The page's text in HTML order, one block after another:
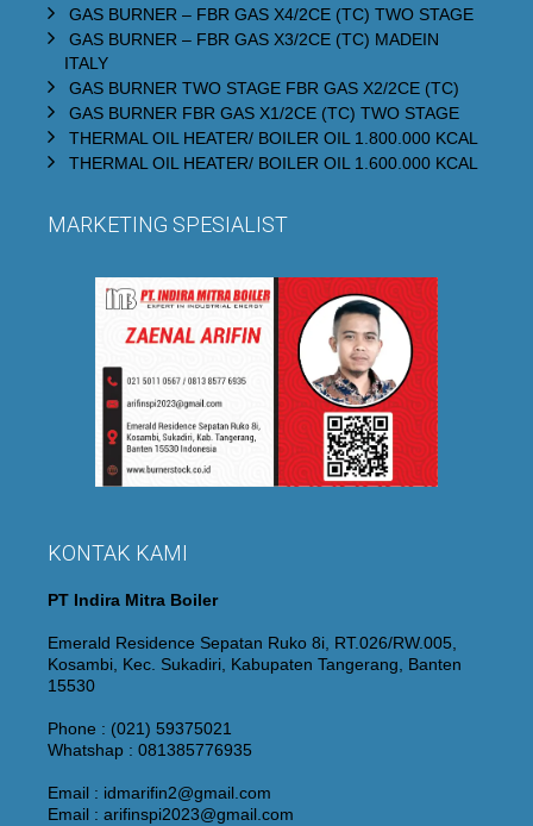
GAS BURNER – FBR GAS X4/2CE (TC) TWO STAGE
GAS BURNER – FBR GAS X3/2CE (TC) MADEIN
ITALY
GAS BURNER TWO STAGE FBR GAS X2/2CE (TC)
GAS BURNER FBR GAS X1/2CE (TC) TWO STAGE
THERMAL OIL HEATER/ BOILER OIL 1.800.000 KCAL
THERMAL OIL HEATER/ BOILER OIL 1.600.000 KCAL
MARKETING SPESIALIST
KONTAK KAMI
PT Indira Mitra Boiler
Emerald Residence Sepatan Ruko 8i, RT.026/RW.005,
Kosambi, Kec. Sukadiri, Kabupaten Tangerang, Banten
15530
Phone : (021) 59375021
Whatshap : 081385776935
Email : idmarifin2@gmail.com
Email : arifinspi2023@gmail.com